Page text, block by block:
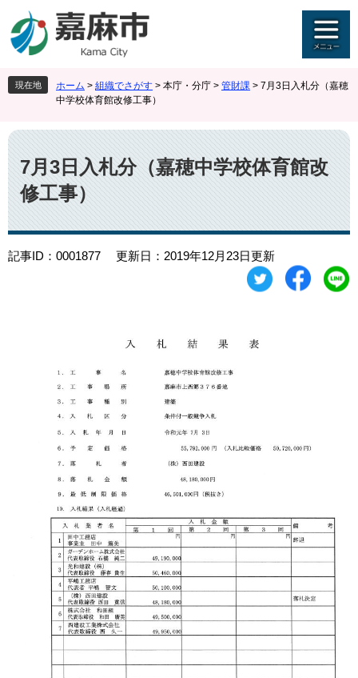
ジ
先
頭
。
ュ
を
飛
て
本
文
へ
現在地 ホーム > 組織でさがす > 本庁・分庁 > 管財課 > 7月3日入札分（嘉穂
中学校体育館改修工事）
本
文
7月3日入札分（嘉穂中学校体育館改
修工事）
記事ID：0001877 更新日：2019年12月23日更新